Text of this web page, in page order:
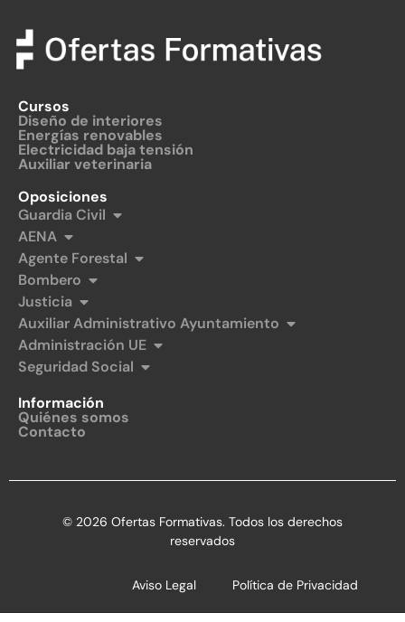
Cursos
Diseño de interiores
Energías renovables
Electricidad baja tensión
Auxiliar veterinaria
Oposiciones
Guardia Civil
AENA
Agente Forestal
Bombero
Justicia
Auxiliar Administrativo Ayuntamiento
Administración UE
Seguridad Social
Información
Quiénes somos
Contacto
© 2026 Ofertas Formativas. Todos los derechos
reservados
Aviso Legal Política de Privacidad